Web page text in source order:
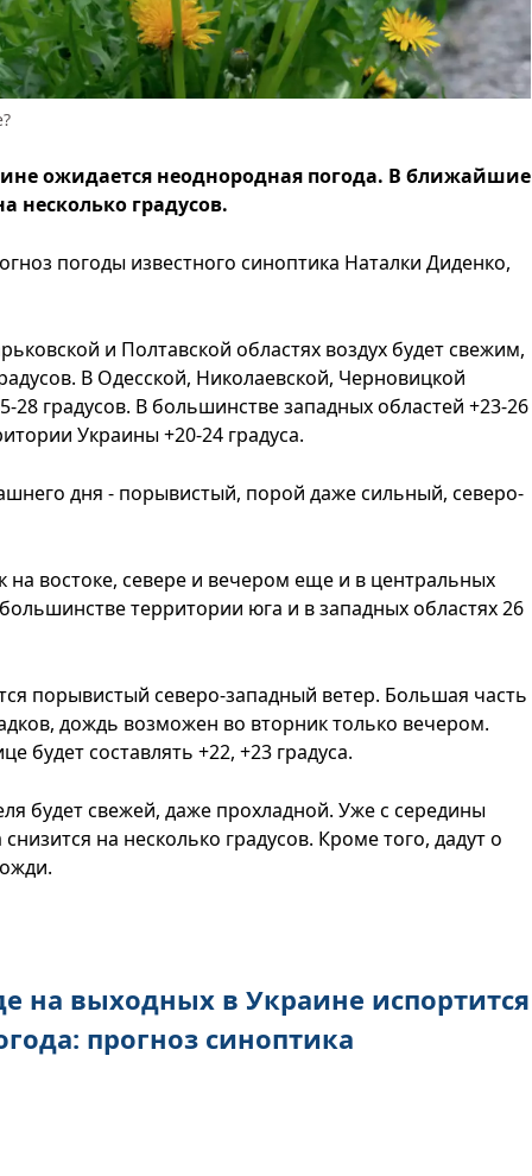
ожидается неоднородная погода. В ближайшие
несколько градусов.
погоды известного синоптика Наталки Диденко,
и Полтавской областях воздух будет свежим,
В Одесской, Николаевской, Черновицкой
28 градусов. В большинстве западных областей +23-26
Украины +20-24 градуса.
дня - порывистый, порой даже сильный, северо-
востоке, севере и вечером еще и в центральных
территории юга и в западных областях 26
порывистый северо-западный ветер. Большая часть
дождь возможен во вторник только вечером.
будет составлять +22, +23 градуса.
будет свежей, даже прохладной. Уже с середины
на несколько градусов. Кроме того, дадут о
на выходных в Украине испортится
прогноз синоптика